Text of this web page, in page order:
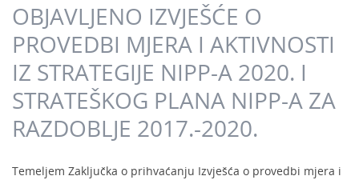
OBJAVLJENO IZVJEŠĆE O
PROVEDBI MJERA I AKTIVNOSTI
IZ STRATEGIJE NIPP-A 2020. I
STRATEŠKOG PLANA NIPP-A ZA
RAZDOBLJE 2017.-2020.
Temeljem Zaključka o prihvaćanju Izvješća o provedbi mjera i